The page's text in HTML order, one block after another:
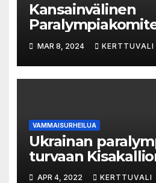
Kansainvälinen
vihdoin päätöksen
neutraaleista
MAR 8, 2024 KERTTUVALI
VAMMAISURHEILUA
Ukrainan
turvaan
Urheiluopistolle
APR 4, 2022 KERTTUVALI